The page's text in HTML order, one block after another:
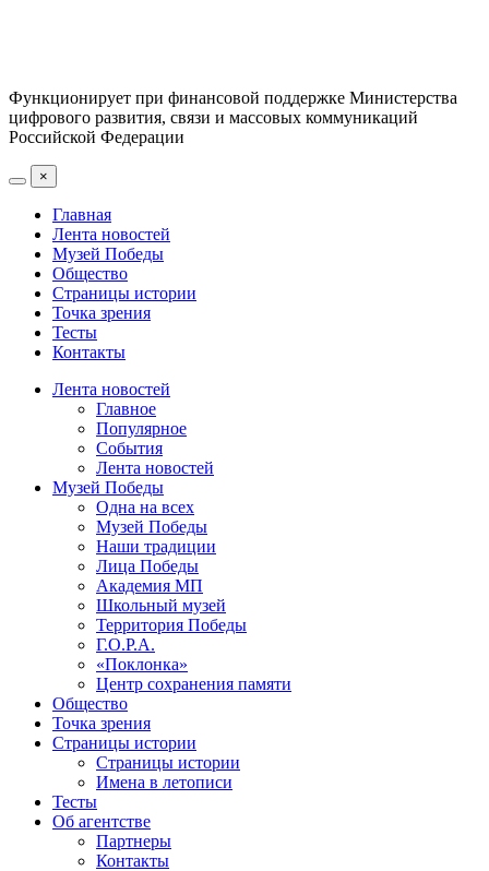
Функционирует при финансовой поддержке Министерства
цифрового развития, связи и массовых коммуникаций
Российской Федерации
×
Главная
Лента новостей
Музей Победы
Общество
Страницы истории
Точка зрения
Тесты
Контакты
Лента новостей
Главное
Популярное
События
Лента новостей
Музей Победы
Одна на всех
Музей Победы
Наши традиции
Лица Победы
Академия МП
Школьный музей
Территория Победы
Г.О.Р.А.
«Поклонка»
Центр сохранения памяти
Общество
Точка зрения
Страницы истории
Страницы истории
Имена в летописи
Тесты
Об агентстве
Партнеры
Контакты